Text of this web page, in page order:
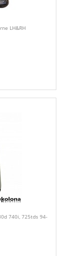
LH&RH
740i, 725tds 94-